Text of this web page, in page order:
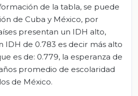
de la tabla, se puede
de Cuba y México, por
presentan un IDH alto,
IDH de 0.783 es decir más alto
es de: 0.779, la esperanza de
promedio de escolaridad
de México.